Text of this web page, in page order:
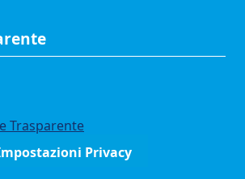
Trasparente
Privacy